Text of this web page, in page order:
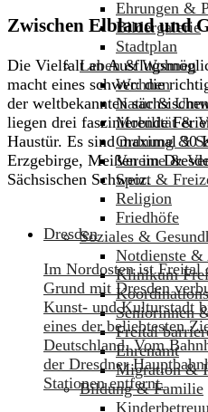
Ehrungen &
Bildergalerie
Stadtplan
Leben & Wohnen
Wohnen
Natur &
Mobilität &
Ordnung &
Vereine &
Sport &
Religion
Friedhöfe
Soziales &
Notdienste &
Klinikum
Seniorinnen
Freital
Ehrenamt
Migration &
Bildung & Familie
Zwischen Elbland und
Die Vielfalt an
macht eines schwer: die
der weltbekannten
liegen drei faszinierende
Haustür. Es sind maximal 30
Erzgebirge, Meißen im
Sächsischen Schweiz.
Dresden
Im Nordosten ist Freital
Grund mit Dresden
Kunst- und Kulturstadt
eines der beliebtesten
Deutschland. Vom
der Dresdner
Stationen entfernt.